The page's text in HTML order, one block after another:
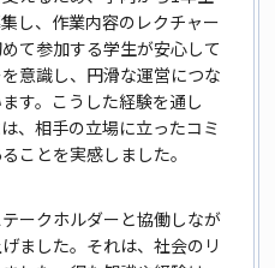
し、作業内容のレクチャー
て参加する学生が安心して
意識し、円滑な運営につな
す。こうした経験を通し
、相手の立場に立ったコミ
ことを実感しました。
ークホルダーと協働しなが
ました。それは、社会のリ